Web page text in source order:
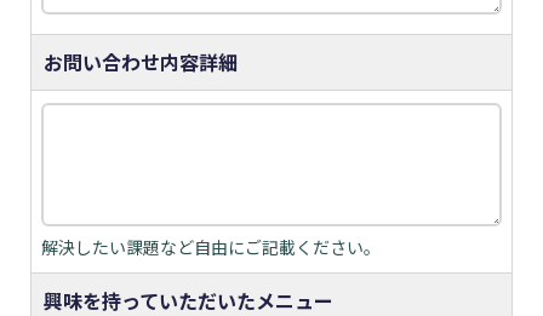
お問い合わせ内容詳細
解決したい課題など自由にご記載ください。
興味を持っていただいたメニュー